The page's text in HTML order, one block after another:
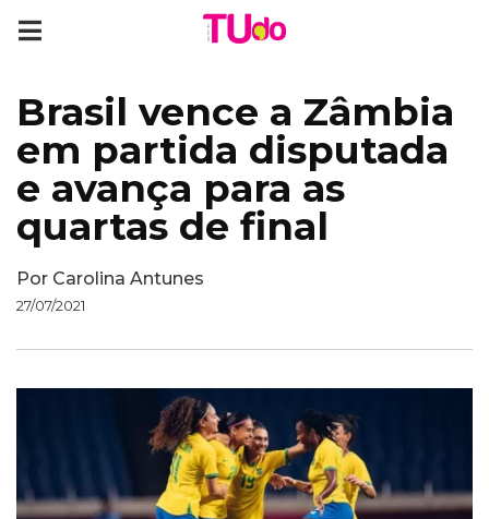
Brasil vence a Zâmbia
em partida disputada
e avança para as
quartas de final
Por Carolina Antunes
27/07/2021